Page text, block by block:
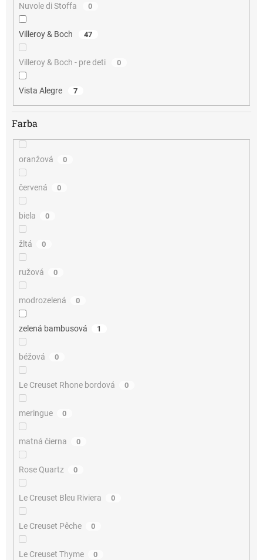
Nuvole di Stoffa 0
Villeroy & Boch 47
Villeroy & Boch - pre deti 0
Vista Alegre 7
Farba
oranžová 0
červená 0
biela 0
žltá 0
ružová 0
modrozelená 0
zelená bambusová 1
béžová 0
Le Creuset Rhone bordová 0
meringue 0
matná čierna 0
Rose Quartz 0
Le Creuset Bleu Riviera 0
Le Creuset Pêche 0
Le Creuset Thyme 0